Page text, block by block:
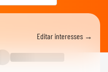
Editar interesses →